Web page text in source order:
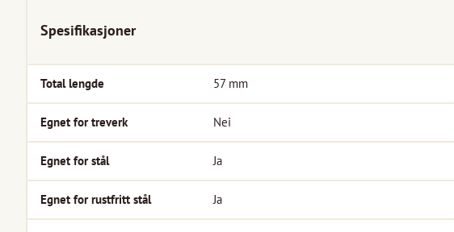
Spesifikasjoner
Total lengde 57 mm
Egnet for treverk Nei
Egnet for stål Ja
Egnet for rustfritt stål Ja